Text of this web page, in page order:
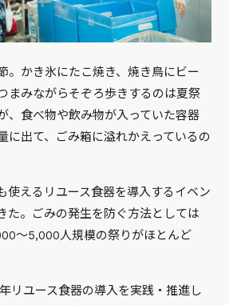
。かき氷にたこ焼き、焼き鳥にビー
まみながらそぞろ歩きするのは夏祭
、食べ物や飲み物が入っていた容器
に出て、ごみ箱に溢れかえっているの
使えるリユース食器を導入するイベン
た。ごみの発生を防ぐ方法としては
〜5,000人規模の祭りがほとんど
リユース食器の導入を実践・推進し